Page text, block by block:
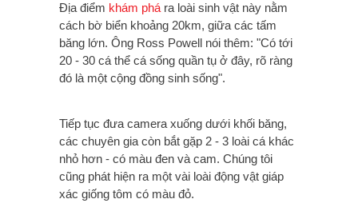
Địa điểm khám phára loài sinh vật này nằm
cách bờ biển khoảng 20km, giữa các tấm
băng lớn. Ông Ross Powell nói thêm: "Có tới
20 - 30 cá thể cá sống quần tụ ở đây, rõ ràng
đó là một cộng đồng sinh sống".
Tiếp tục đưa camera xuống dưới khối băng,
các chuyên gia còn bắt gặp 2 - 3 loài cá khác
nhỏ hơn - có màu đen và cam. Chúng tôi
cũng phát hiện ra một vài loài động vật giáp
xác giống tôm có màu đỏ.